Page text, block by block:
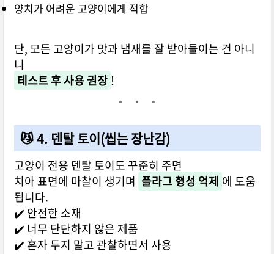
양치가 어려운 고양이에게 적합
단, 모든 고양이가 맛과 냄새를 잘 받아들이는 건 아니
니
테스트 후 사용 권장 !
😼 4. 덴탈 토이(씹는 장난감)
고양이 전용 덴탈 토이도 꾸준히 주면
치아 표면에 마찰이 생기며 플라그 형성 억제 에 도움
됩니다.
✔️ 안전한 소재
✔️ 너무 단단하지 않은 제품
✔️ 혼자 두지 말고 관찰하면서 사용